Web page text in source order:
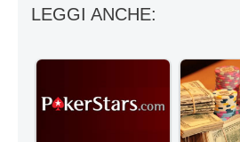
LEGGI ANCHE: